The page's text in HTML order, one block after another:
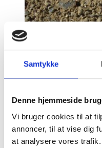
Samtykke
Denne hjemmeside
Vi bruger cookies til at
annoncer, til at vise dig
at analysere vores
Stabilgrus 0-32